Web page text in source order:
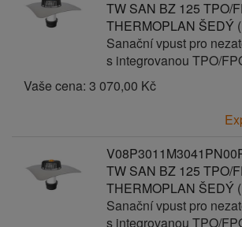
TW SAN BZ 125 TPO/
THERMOPLAN ŠEDÝ
Sanační vpust pro
s integrovanou TPO/
Vaše cena: 3 070,00 Kč
TW SAN BZ 125 TPO/
THERMOPLAN ŠEDÝ
Sanační vpust pro
s integrovanou TPO/